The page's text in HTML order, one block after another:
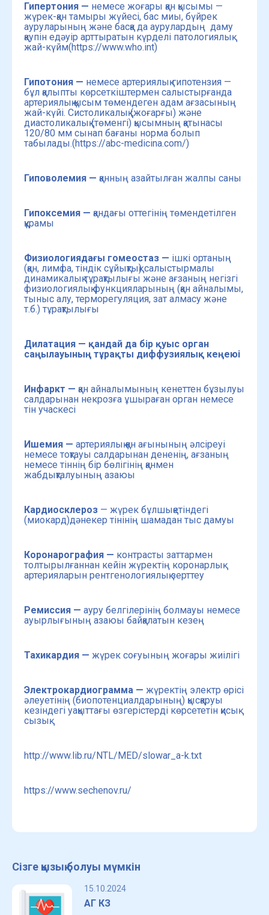
Гипертония — немесе жоғары қан қысымы —
жүрек-қан тамыры жүйесі, бас миы, бүйрек
ауруларының және басқа да аурулардың даму
қаупін едәуір арттыратын күрделі патологиялық
жай-күйм(https://www.who.int)
Гипотония — немесе артериялық гипотензия —
бұл қалыпты көрсеткіштермен салыстырғанда
артериялық қысым төмендеген адам ағзасының
жай-күйі. Систоликалық (жоғарғы) және
диастоликалық (төменгі) қысымның қатынасы
120/80 мм сынап бағаны норма болып
табылады.(https://abc-medicina.com/)
Гиповолемия — қанның азайтылған жалпы саны
Гипоксемия — қандағы оттегінің төмендетілген
құрамы
Физиологиядағы гомеостаз — ішкі ортаның
(қан, лимфа, тіндік сұйықтық) салыстырмалы
динамикалық тұрақтылығы және ағзаның негізгі
физиологиялық функцияларының (қан айналымы,
тыныс алу, терморегуляция, зат алмасу және
т.б.) тұрақтылығы
Дилатация — қандай да бір қуыс орган
саңылауының тұрақты диффузиялық кеңеюі
Инфаркт — қан айналымының кенеттен бұзылуы
салдарынан некрозға ұшыраған орган немесе
тін учаскесі
Ишемия — артериялық қан ағынының әлсіреуі
немесе тоқтауы салдарынан дененің, ағзаның
немесе тіннің бір бөлігінің қанмен
жабдықталуының азаюы
Кардиосклероз — жүрек бұлшықетіндегі
(миокард)дәнекер тінінің шамадан тыс дамуы
Коронарография — контрасты заттармен
толтырылғаннан кейін жүректің коронарлық
артерияларын рентгенологиялық зерттеу
Ремиссия — ауру белгілерінің болмауы немесе
ауырлығының азаюы байқалатын кезең
Тахикардия — жүрек соғуының жоғары жиілігі
Электрокардиограмма — жүректің электр өрісі
әлеуетінің (биопотенциалдарының) қысқаруы
кезіндегі уақыттағы өзгерістерді көрсететін қисық
сызық.
http://www.lib.ru/NTL/MED/slowar_a-k.txt
https://www.sechenov.ru/
Сізге қызық болуы мүмкін
15.10.2024
АГ КЗ